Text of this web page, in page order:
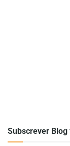
Subscrever